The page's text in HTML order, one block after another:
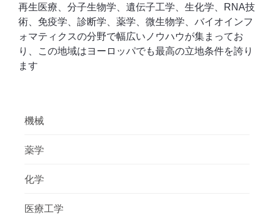
再生医療、分子生物学、遺伝子工学、生化学、RNA技
術、免疫学、診断学、薬学、微生物学、バイオインフ
ォマティクスの分野で幅広いノウハウが集まってお
り、この地域はヨーロッパでも最高の立地条件を誇り
ます
機械
薬学
化学
医療工学